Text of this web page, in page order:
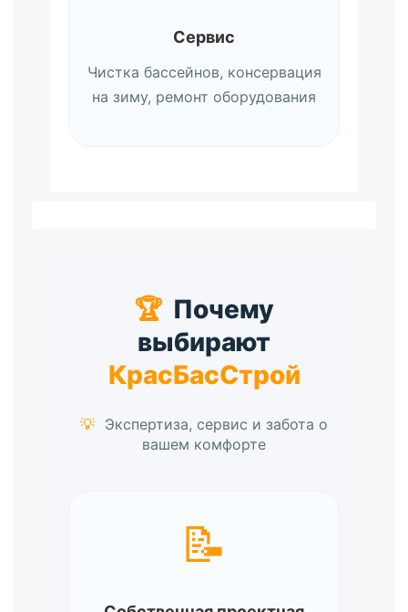
Сервис
Чистка бассейнов, консервация
на зиму, ремонт оборудования
🏆 Почему
выбирают
КрасБасСтрой
💡 Экспертиза, сервис и забота о
вашем комфорте
📝